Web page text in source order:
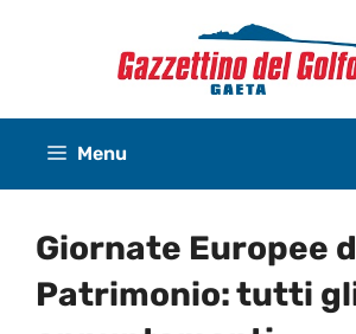
Menu
Giornate Europee
Patrimonio: tutti